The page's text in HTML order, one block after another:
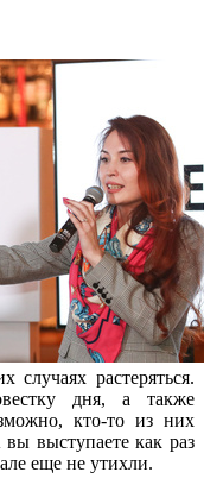
растеряться.
дня, а также
кто-то из них
выступаете как раз
еще не утихли.